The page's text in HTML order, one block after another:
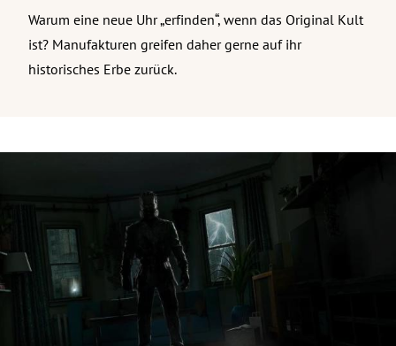
Untermenü
Untermenü
Warum eine neue Uhr „erfinden“, wenn das Original Kult
ist? Manufakturen greifen daher gerne auf ihr
historisches Erbe zurück.